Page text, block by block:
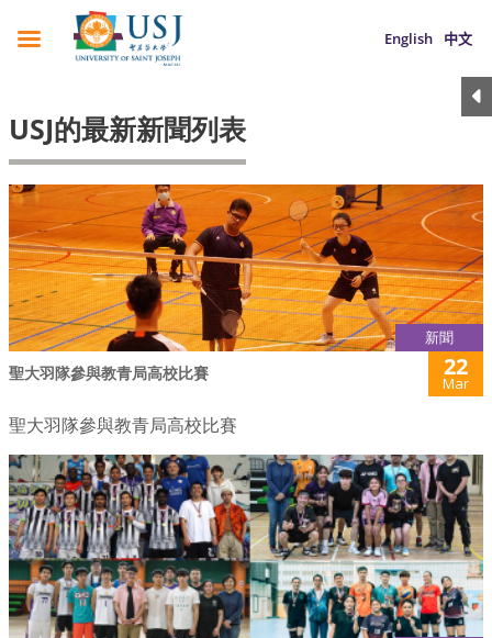
English 中文
USJ的最新新聞列表
新聞
聖大羽隊參與教青局高校比賽 22
Mar
聖大羽隊參與教青局高校比賽